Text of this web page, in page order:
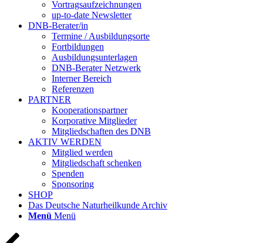
Vortragsaufzeichnungen
up-to-date Newsletter
DNB-Berater/in
Termine / Ausbildungsorte
Fortbildungen
Ausbildungsunterlagen
DNB-Berater Netzwerk
Interner Bereich
Referenzen
PARTNER
Kooperationspartner
Korporative Mitglieder
Mitgliedschaften des DNB
AKTIV WERDEN
Mitglied werden
Mitgliedschaft schenken
Spenden
Sponsoring
SHOP
Das Deutsche Naturheilkunde Archiv
Menü Menü